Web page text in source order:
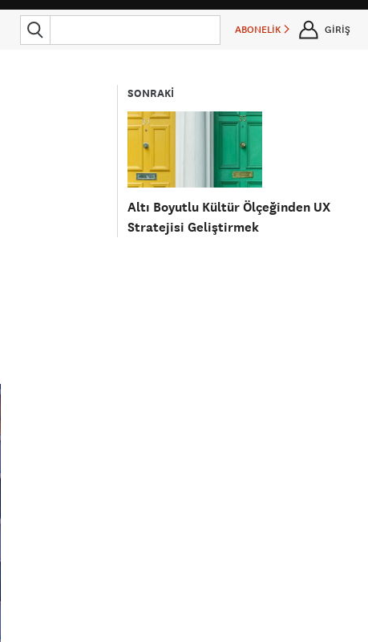
ABONELİK GİRİŞ
SONRAKİ
Altı Boyutlu Kültür Ölçeğinden UX
Stratejisi Geliştirmek